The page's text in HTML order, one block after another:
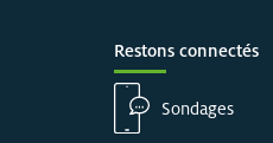
Restons connectés
Sondages